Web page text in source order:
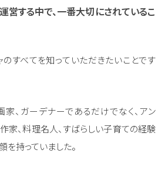
営する中で、一番大切にされているこ
のすべてを知っていただきたいことです
家、ガーデナーであるだけでなく、アン
家、料理名人、すばらしい子育ての経験
を持っていました。